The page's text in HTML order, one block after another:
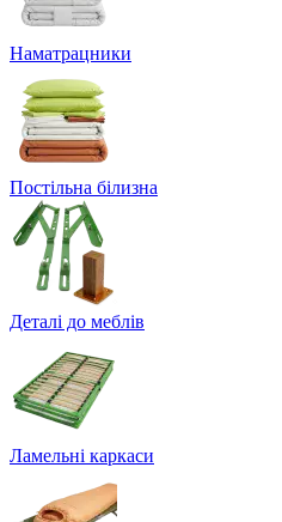
Наматрацники
Постільна білизна
Деталі до меблів
Ламельні каркаси